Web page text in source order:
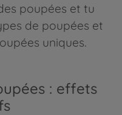
poupées et tu
de poupées et
uniques.
: effets